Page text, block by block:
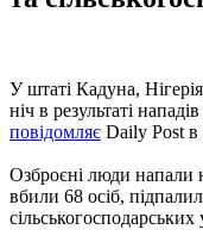
У штаті Кадуна,
ніч в результаті
повідомляє Daily Post в
Озброєні люди напали
вбили 68 осіб,
сільськогосподарських